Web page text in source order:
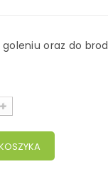
oraz do